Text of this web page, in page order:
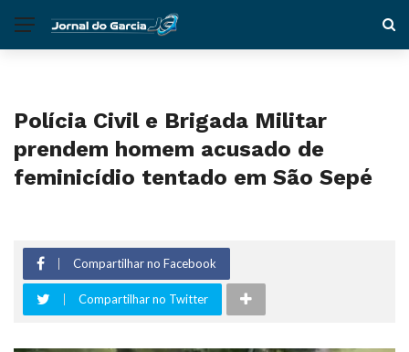
Polícia Civil e Brigada Militar
prendem homem acusado de
feminicídio tentado em São Sepé
Compartilhar no Facebook
Compartilhar no Twitter